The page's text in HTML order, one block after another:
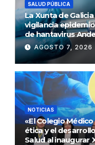
SALUD PÚBLICA
La Xunta de
vigilancia
de hantavirus
AGOSTO 7, 2026
NOTICIAS
«El Colegio
ética y el
Salud al inaugurar